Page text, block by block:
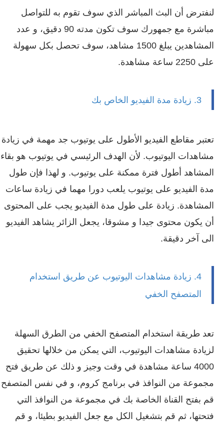
لنفترض أن البث المباشر الذي سوف تقوم به للتواصل
مباشرة مع جمهورك سوف تكون مدته 90 دقيق، و عدد
المشاهدين يبلغ 1500 مشاهد، سوف تحصل بكل سهولة
على 2250 ساعة مشاهدة.
3. زيادة مدة الفيديو الخاص بك
تعتبر مقاطع الفيديو الأطول على يوتيوب جد مهمة في زيادة
مشاهدات اليوتيوب. لأن الهدف الرئيسي في يوتيوب هو بقاء
المشاهد أطول فترة ممكنة على يوتيوب. و لهذا فإن طول
مدة الفيديو على يوتيوب يلعب دورا مهما في زيادة ساعات
المشاهدة. زيادة على طول مدة الفيديو يجب على المحتوى
أن يكون محتوى جيدا و مشوقا، يجعل الزائر يشاهد الفيديو
الى آخر دقيقة.
4. زيادة مشاهدات اليوتيوب عن طريق استخدام
المتصفح الخفي
تعد طريقة استخدام المتصفح الخفي من الطرق السهلة
لزيادة مشاهدات اليوتيوب، التي يمكن من خلالها تحقيق
4000 ساعة مشاهدة في وقت وجيز و ذلك عن طريق فتح
مجموعة من النوافذ في برنامج كروم، و في نفس المتصفح
قم بفتح القناة الخاصة بك في مجموعة من النوافذ التي
فتحتها، ثم قم بتشغيل الكل مع جعل الفيديو بطيئا، و قم